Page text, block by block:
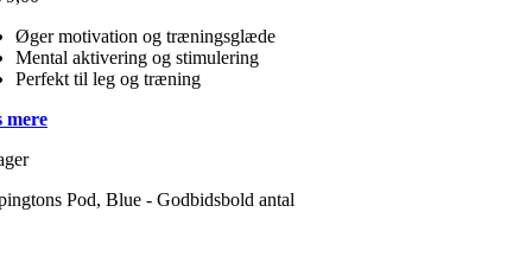
Øger motivation og træningsglæde
Mental aktivering og stimulering
Perfekt til leg og træning
mere
Pod, Blue - Godbidsbold antal